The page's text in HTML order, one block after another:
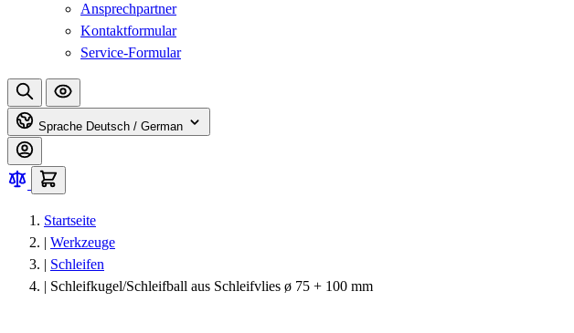
Ansprechpartner
Kontaktformular
Service-Formular
Sprache Deutsch / German
Startseite
| Werkzeuge
| Schleifen
| Schleifkugel/Schleifball aus Schleifvlies ø 75 + 100 mm